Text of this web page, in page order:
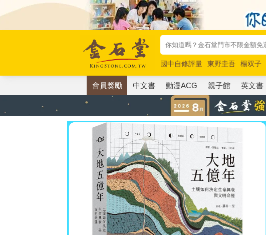
國中自修評量 東野圭吾 楊双子
唯紅花綻放
奧德賽 路邊攤新作
會員獎勵 中文書 動漫ACG 親子館 英文書